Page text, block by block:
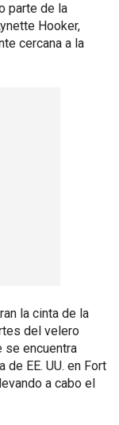
parte de la
Hooker,
cercana a la
la cinta de la
del velero
se encuentra
de EE. UU. en Fort
a cabo el